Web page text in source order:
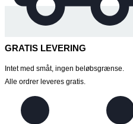
GRATIS LEVERING
Intet med småt, ingen beløbsgrænse.
Alle ordrer leveres gratis.